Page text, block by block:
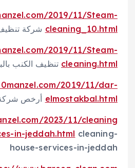
2019/11/Steam-
cleaning_10.html شركة تنظيف
2019/11/Steam-
cleaning.html تنظيف الكنب
2019/11/dar-
elmostakbal.html أرخص
2023/11/cleaning
in-jeddah.html cleaning-
house-services-in-jeddah